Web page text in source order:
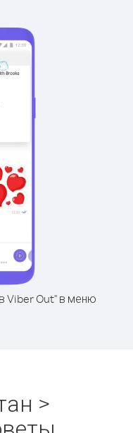
Viber Out" в меню
>